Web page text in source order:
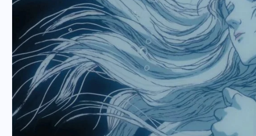
PODCAST
Amizade, arte e propósito: Isa
Toyota e Takeshi Nishimura
falam sobre inovação e
tradição na cultura japonesa